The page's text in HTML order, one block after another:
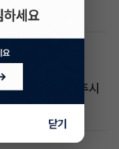
한번 들럽하 주시
닫기